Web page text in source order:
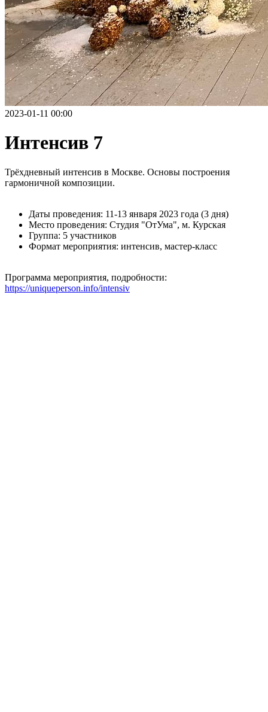
2023-01-11 00:00
Интенсив 7
Трёхдневный интенсив в Москве. Основы построения
гармоничной композиции.
Даты проведения: 11-13 января 2023 года (3 дня)
Место проведения: Студия "ОтУма", м. Курская
Группа: 5 участников
Формат мероприятия: интенсив, мастер-класс
Программа мероприятия, подробности:
https://uniqueperson.info/intensiv